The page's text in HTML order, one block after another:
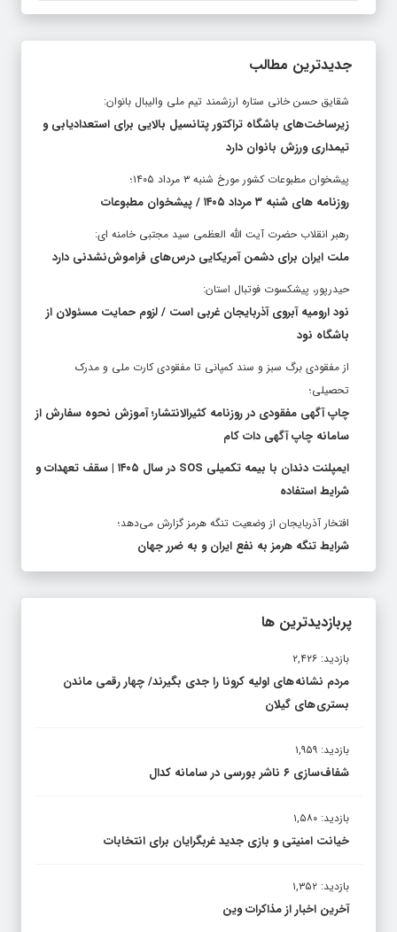
جدیدترین مطالب
شقایق حسن خانی ستاره ارزشمند تیم ملی والیبال بانوان:
زیرساخت‌های باشگاه تراکتور پتانسیل بالایی برای استعدادیابی و
تیمداری ورزش بانوان دارد
پیشخوان مطبوعات کشور مورخ شنبه ۳ مرداد ۱۴۰۵؛
روزنامه های شنبه ۳ مرداد ۱۴۰۵ / پیشخوان مطبوعات
رهبر انقلاب حضرت آیت الله العظمی سید مجتبی خامنه ای:
ملت ایران برای دشمن آمریکایی درس‌های فراموش‌نشدنی دارد
حیدرپور، پیشکسوت فوتبال استان:
نود ارومیه آبروی آذربایجان غربی است / لزوم حمایت مسئولان از
باشگاه نود
از مفقودی برگ سبز و سند کمپانی تا مفقودی کارت ملی و مدرک
تحصیلی؛
چاپ آگهی مفقودی در روزنامه کثیرالانتشار؛ آموزش نحوه سفارش از
سامانه چاپ آگهی دات کام
ایمپلنت دندان با بیمه تکمیلی SOS در سال ۱۴۰۵ | سقف تعهدات و
شرایط استفاده
افتخار آذربایجان از وضعیت تنگه هرمز گزارش می‌دهد؛
شرایط تنگه هرمز به نفع ایران و به ضرر جهان
پربازدیدترین ها
بازدید: ۲,۴۲۶
مردم نشانه های اولیه کرونا را جدی بگیرند/ چهار رقمی ماندن
بستری های گیلان
بازدید: ۱,۹۵۹
شفاف‌سازی ۶ ناشر بورسی در سامانه کدال
بازدید: ۱,۵۸۰
خیانت امنیتی و بازی جدید غربگرایان برای انتخابات
بازدید: ۱,۳۵۲
آخرین اخبار از مذاکرات وین